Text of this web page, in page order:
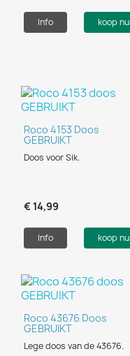
Info koop nu
Roco 4153 Doos
GEBRUIKT
Doos voor Sik.
€ 14,99
Info koop nu
Roco 43676 Doos
GEBRUIKT
Lege doos van de 43676.